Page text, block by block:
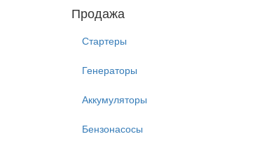
Продажа
Стартеры
Генераторы
Аккумуляторы
Бензонасосы